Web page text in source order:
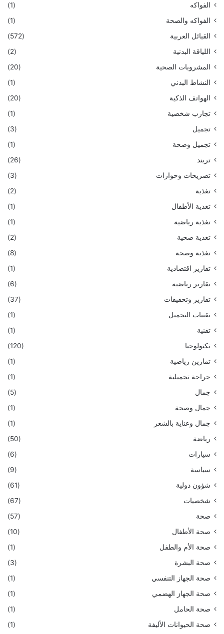
الفواكه
(1)
الفواكه والصحة
(1)
القبائل العربية
(572)
اللياقة البدنية
(2)
المشروبات الصحية
(20)
النشاط البدني
(1)
الهواتف الذكية
(20)
تجارب شخصية
(1)
تجميل
(3)
تجميل وصحة
(1)
تريند
(26)
تصريحات وحوارات
(3)
تغذية
(2)
تغذية الأطفال
(1)
تغذية رياضية
(1)
تغذية صحية
(2)
تغذية وصحة
(8)
تقارير اقتصادية
(1)
تقارير رياضية
(6)
تقارير وتحقيقات
(37)
تقنيات التجميل
(1)
تقنية
(1)
تكنولوجيا
(120)
تمارين رياضية
(1)
جراحة تجميلية
(1)
جمال
(5)
جمال وصحة
(1)
جمال وعناية بالشعر
(1)
رياضة
(50)
سيارات
(6)
سياسة
(9)
شؤون دولية
(61)
شخصيات
(67)
صحة
(57)
صحة الأطفال
(10)
صحة الأم والطفل
(1)
صحة البشرة
(3)
صحة الجهاز التنفسي
(1)
صحة الجهاز الهضمي
(1)
صحة الحامل
(1)
صحة الحيوانات الأليفة
(1)